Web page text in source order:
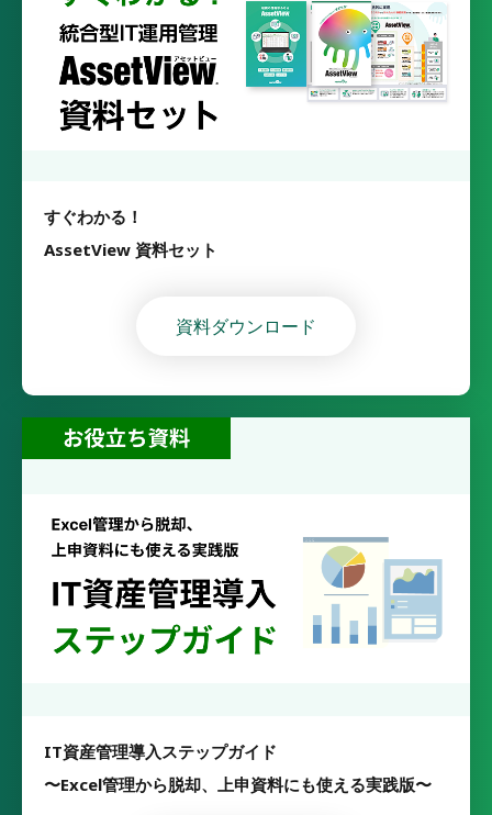
すぐわかる！
AssetView 資料セット
資料ダウンロード
IT資産管理導入ステップガイド
〜Excel管理から脱却、上申資料にも使える実践版〜